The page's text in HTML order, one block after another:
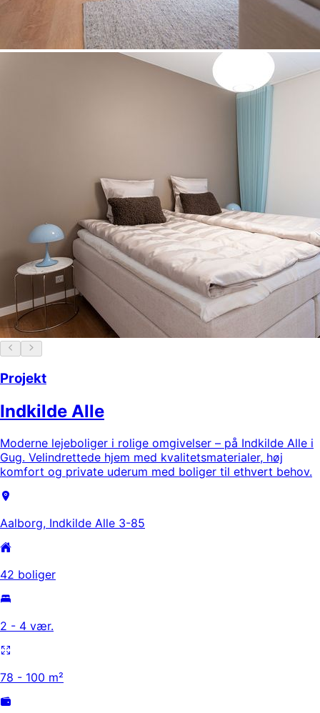
Projekt
Indkilde Alle
Moderne lejeboliger i rolige omgivelser – på Indkilde Alle i
Gug. Velindrettede hjem med kvalitetsmaterialer, høj
komfort og private uderum med boliger til ethvert behov.
Aalborg, Indkilde Alle 3-85
42 boliger
2 - 4 vær.
78 - 100 m²